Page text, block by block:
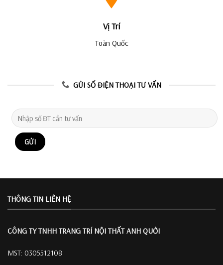
Vị Trí
Toàn Quốc
GỬI SỐ ĐIỆN THOẠI TƯ VẤN
THÔNG TIN LIÊN HỆ
CÔNG TY TNHH TRANG TRÍ NỘI THẤT ANH QUỚI
MST: 0305512108